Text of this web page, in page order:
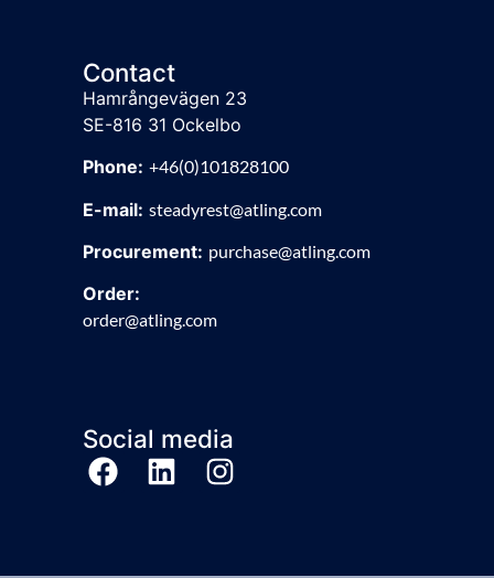
Contact
Hamrångevägen 23
SE-816 31 Ockelbo
Phone: +46(0)101828100
E-mail: steadyrest@atling.com
Procurement: purchase@atling.com
Order:
order@atling.com
Social media